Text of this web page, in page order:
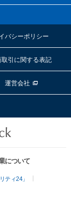
バシーポリシー
引に関する表記
運営会社
について
ティ24」